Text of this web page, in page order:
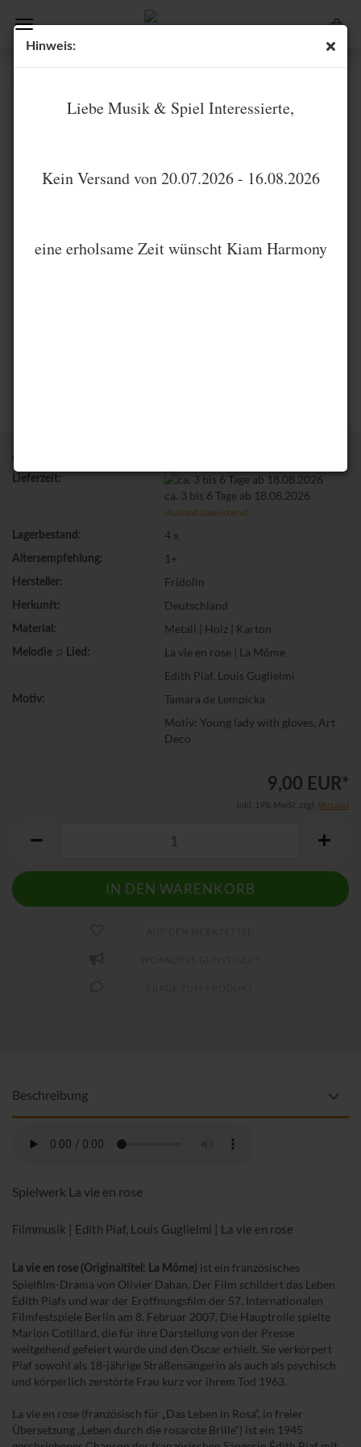
Hinweis:
Liebe Musik & Spiel Interessierte,
Kein Versand von 20.07.2026 - 16.08.2026
eine erholsame Zeit wünscht Kiam Harmony
Lieferzeit:
ca. 3 bis 6 Tage ab 18.08.2026
(Ausland abweichend)
Lagerbestand: 4 x
Altersempfehlung: 1+
Hersteller: Fridolin
Herkunft: Deutschland
Material: Metall | Holz | Karton
Melodie ♫ Lied:
La vie en rose | La Môme
Edith Piaf, Louis Guglielmi
Motiv:
Tamara de Lempicka
Motiv: Young lady with gloves, Art
Deco
9,00 EUR*
inkl. 19% MwSt. zzgl. Versand
Beschreibung
Spielwerk La vie en rose
Filmmusik | Edith Piaf, Louis Guglielmi | La vie en rose
La vie en rose (Originaltitel: La Môme) ist ein französisches
Spielfilm-Drama von Olivier Dahan. Der Film schildert das Leben
Édith Piafs und war der Eröffnungsfilm der 57. Internationalen
Filmfestspiele Berlin am 8. Februar 2007. Die Hauptrolle spielte
Marion Cotillard, die für ihre Darstellung von der Presse
weitgehend gefeiert wurde und den Oscar erhielt. Sie verkörpert
Piaf sowohl als 18-jährige Straßensängerin als auch als psychisch
und körperlich zerstörte Frau kurz vor ihrem Tod 1963.
La vie en rose (französisch für „Das Leben in Rosa“, in freier
Übersetzung „Leben durch die rosarote Brille“) ist ein 1945